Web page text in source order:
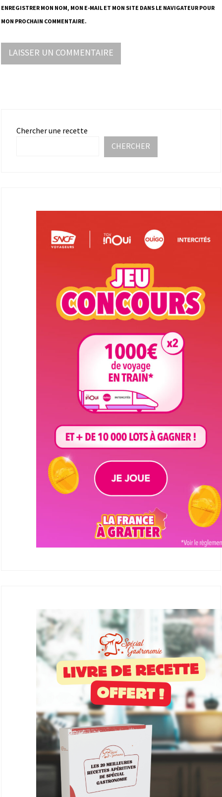
ENREGISTRER MON NOM, MON E-MAIL ET MON SITE DANS LE NAVIGATEUR POUR
MON PROCHAIN COMMENTAIRE.
Chercher une recette
CHERCHER